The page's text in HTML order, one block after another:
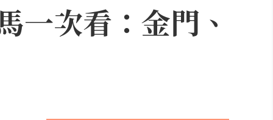
一次看：金門、